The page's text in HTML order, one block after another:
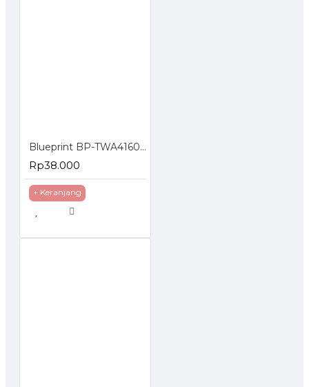
Blueprint BP-TWA4160 : Transfer Paper White A4
Rp38.000
+ Keranjang